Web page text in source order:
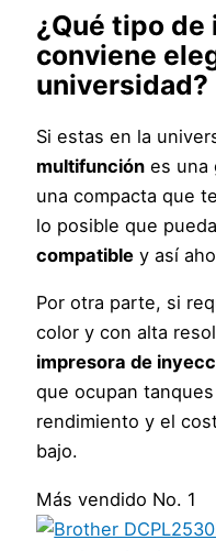
¿Qué tipo de
conviene
universidad?
Si estas en la
multifunción es una
una compacta que
lo posible que
compatible y así
Por otra parte, si
color y con alta
impresora de
que ocupan
rendimiento y el
bajo.
Más vendido No. 1